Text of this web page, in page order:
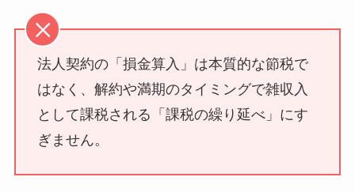
法人契約の「損金算入」は本質的な節税で
はなく、解約や満期のタイミングで雑収入
として課税される「課税の繰り延べ」にす
ぎません。